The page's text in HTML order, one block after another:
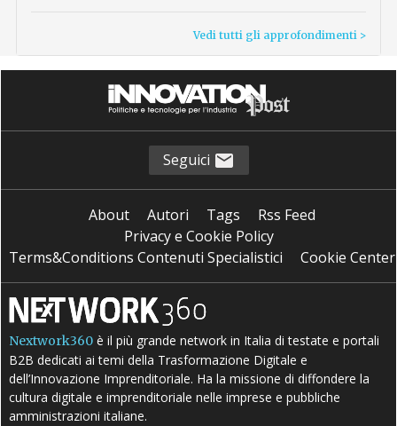
Vedi tutti gli approfondimenti >
Seguici
About Autori Tags
Rss Feed
Privacy e Cookie Policy
Terms&Conditions Contenuti Specialistici
Cookie Center
Nextwork360 è il più grande network in Italia di testate e portali
B2B dedicati ai temi della Trasformazione Digitale e
dell’Innovazione Imprenditoriale. Ha la missione di diffondere la
cultura digitale e imprenditoriale nelle imprese e pubbliche
amministrazioni italiane.